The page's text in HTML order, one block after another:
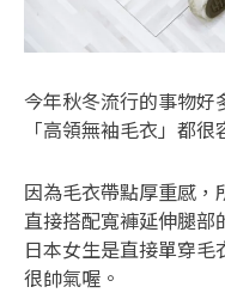
今年秋冬流行的事物好
「高領無袖毛衣」都
因為毛衣帶點厚重感
直接搭配寬褲延伸腿部
日本女生是直接單穿
很帥氣喔。